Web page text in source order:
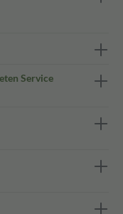
Service